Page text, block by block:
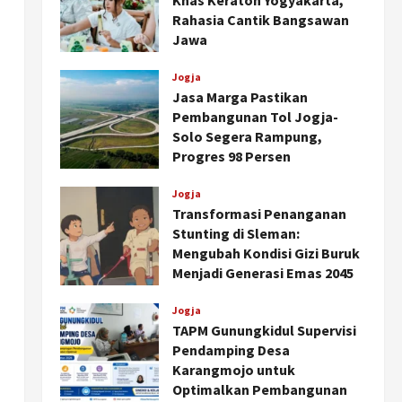
Rahasia Cantik Bangsawan
Jawa
Jogja
Jasa Marga Pastikan
Pembangunan Tol Jogja-
Solo Segera Rampung,
Progres 98 Persen
Jogja
Transformasi Penanganan
Stunting di Sleman:
Mengubah Kondisi Gizi Buruk
Menjadi Generasi Emas 2045
Jogja
TAPM Gunungkidul Supervisi
Pendamping Desa
Karangmojo untuk
Optimalkan Pembangunan